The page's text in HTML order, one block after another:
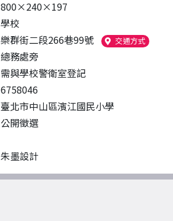
800×240×197
學校
樂群街二段266巷99號 交通方式（另開
總務處旁
需與學校警衛室登記
6758046
臺北市中山區濱江國民小學
公開徵選
朱墨設計